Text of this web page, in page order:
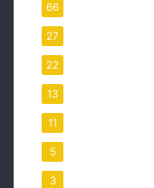
66
27
22
13
11
5
3